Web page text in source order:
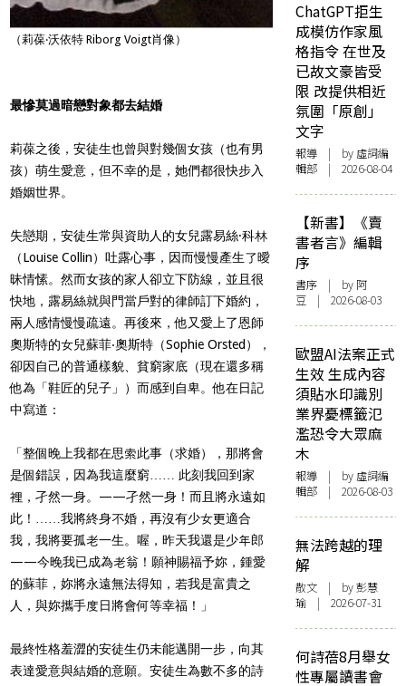
（莉葆‧沃依特 Riborg Voigt肖像）
最慘莫過暗戀對象都去結婚
莉葆之後，安徒生也曾與對幾個女孩（也有男
孩）萌生愛意，但不幸的是，她們都很快步入
婚姻世界。
失戀期，安徒生常與資助人的女兒露易絲·科林
（Louise Collin）吐露心事，因而慢慢產生了曖
昧情愫。然而女孩的家人卻立下防線，並且很
快地，露易絲就與門當戶對的律師訂下婚約，
兩人感情慢慢疏遠。再後來，他又愛上了恩師
奧斯特的女兒蘇菲‧奧斯特（Sophie Orsted），
卻因自己的普通樣貌、貧窮家底（現在還多稱
他為「鞋匠的兒子」）而感到自卑。他在日記
中寫道：
「整個晚上我都在思索此事（求婚），那將會
是個錯誤，因為我這麼窮…… 此刻我回到家
裡，孑然一身。——孑然一身！而且將永遠如
此！……我將終身不婚，再沒有少女更適合
我，我將要孤老一生。喔，昨天我還是少年郎
——今晚我已成為老翁！願神賜福予妳，鍾愛
的蘇菲，妳將永遠無法得知，若我是富貴之
人，與妳攜手度日將會何等幸福！」
最終性格羞澀的安徒生仍未能邁開一步，向其
表達愛意與結婚的意願。安徒生為數不多的詩
ChatGPT拒生
成模仿作家風
格指令 在世及
已故文豪皆受
限 改提供相近
氛圍「原創」
文字
報導 | by 虛詞編
輯部 | 2026-08-04
【新書】《賣
書者言》編輯
序
書序 | by 阿
豆 | 2026-08-03
歐盟AI法案正式
生效 生成內容
須貼水印識別
業界憂標籤氾
濫恐令大眾麻
木
報導 | by 虛詞編
輯部 | 2026-08-03
無法跨越的理
解
散文 | by 彭慧
瑜 | 2026-07-31
何詩蓓8月舉女
性專屬讀書會